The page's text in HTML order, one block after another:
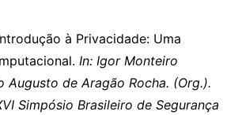
à Privacidade: Uma
In: Igor Monteiro
Augusto de Aragão Rocha. (Org.).
Simpósio Brasileiro de Segurança